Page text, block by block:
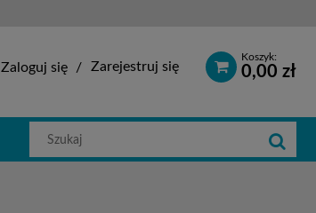
Koszyk:
0,00 zł
Zaloguj się Zarejestruj się
Szukaj
w